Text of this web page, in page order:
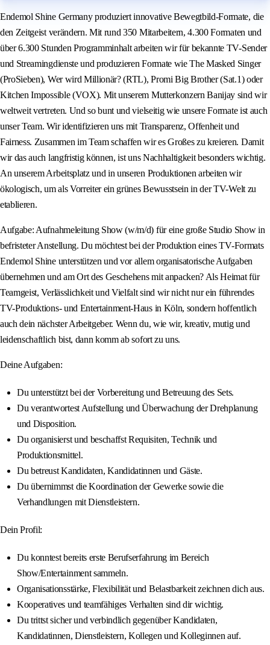
Endemol Shine Germany produziert innovative Bewegtbild-Formate, die
den Zeitgeist verändern. Mit rund 350 Mitarbeitern, 4.300 Formaten und
über 6.300 Stunden Programminhalt arbeiten wir für bekannte TV-Sender
und Streamingdienste und produzieren Formate wie The Masked Singer
(ProSieben), Wer wird Millionär? (RTL), Promi Big Brother (Sat.1) oder
Kitchen Impossible (VOX). Mit unserem Mutterkonzern Banijay sind wir
weltweit vertreten. Und so bunt und vielseitig wie unsere Formate ist auch
unser Team. Wir identifizieren uns mit Transparenz, Offenheit und
Fairness. Zusammen im Team schaffen wir es Großes zu kreieren. Damit
wir das auch langfristig können, ist uns Nachhaltigkeit besonders wichtig.
An unserem Arbeitsplatz und in unseren Produktionen arbeiten wir
ökologisch, um als Vorreiter ein grünes Bewusstsein in der TV-Welt zu
etablieren.
Aufgabe: Aufnahmeleitung Show (w/m/d) für eine große Studio Show in
befristeter Anstellung. Du möchtest bei der Produktion eines TV-Formats
Endemol Shine unterstützen und vor allem organisatorische Aufgaben
übernehmen und am Ort des Geschehens mit anpacken? Als Heimat für
Teamgeist, Verlässlichkeit und Vielfalt sind wir nicht nur ein führendes
TV-Produktions- und Entertainment-Haus in Köln, sondern hoffentlich
auch dein nächster Arbeitgeber. Wenn du, wie wir, kreativ, mutig und
leidenschaftlich bist, dann komm ab sofort zu uns.
Deine Aufgaben:
Du unterstützt bei der Vorbereitung und Betreuung des Sets.
Du verantwortest Aufstellung und Überwachung der Drehplanung
und Disposition.
Du organisierst und beschaffst Requisiten, Technik und
Produktionsmittel.
Du betreust Kandidaten, Kandidatinnen und Gäste.
Du übernimmst die Koordination der Gewerke sowie die
Verhandlungen mit Dienstleistern.
Dein Profil:
Du konntest bereits erste Berufserfahrung im Bereich
Show/Entertainment sammeln.
Organisationsstärke, Flexibilität und Belastbarkeit zeichnen dich aus.
Kooperatives und teamfähiges Verhalten sind dir wichtig.
Du trittst sicher und verbindlich gegenüber Kandidaten,
Kandidatinnen, Dienstleistern, Kollegen und Kolleginnen auf.